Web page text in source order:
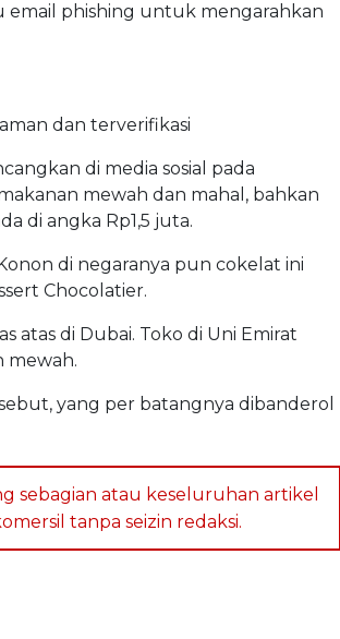
email phishing untuk mengarahkan
dan terverifikasi
di media sosial pada
mewah dan mahal, bahkan
di angka Rp1,5 juta.
di negaranya pun cokelat ini
Chocolatier.
atas di Dubai. Toko di Uni Emirat
mewah.
yang per batangnya dibanderol
sebagian atau keseluruhan artikel
tanpa seizin redaksi.